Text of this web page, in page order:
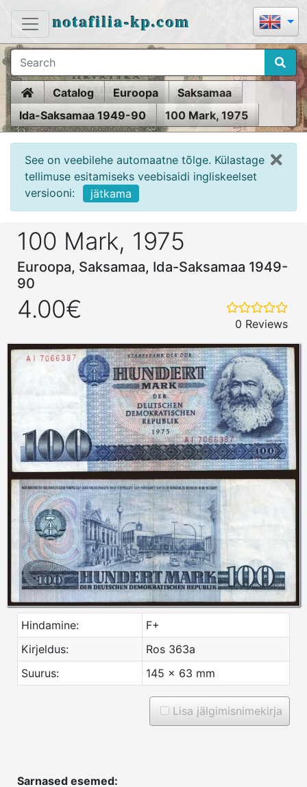
notafilia-kp.com
HomeCatalog Euroopa
Saksamaa
Ida-Saksamaa 1949-90
100 Mark, 1975
See on veebilehe automaatne tõlge. Külastage
tellimuse esitamiseks veebisaidi ingliskeelset
versiooni:
jätkama
100 Mark, 1975
Euroopa, Saksamaa, Ida-Saksamaa 1949-
90
4.00€
0 Reviews
Hindamine:
F+
Kirjeldus:
Ros 363a
Suurus:
145 x 63 mm
Lisa jälgimisnimekirja
Sarnased esemed: